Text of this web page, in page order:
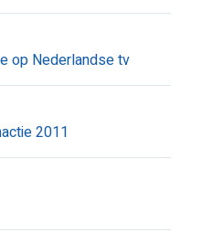
op Nederlandse tv
2011